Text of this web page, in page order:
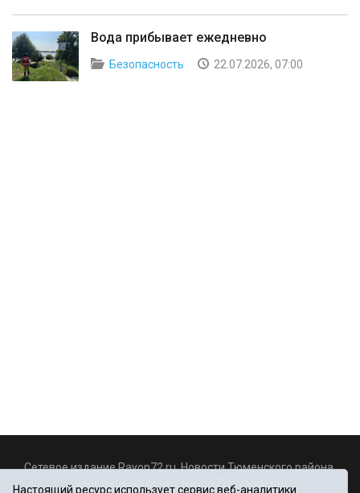
Вода прибывает ежедневно
Безопасность 22.07.2026, 07:00
Сетевое издание Rayon72.ru. Новости Тюменского района.
Rayon72@yandex.ru
Настоящий ресурс использует сервис веб-аналитики